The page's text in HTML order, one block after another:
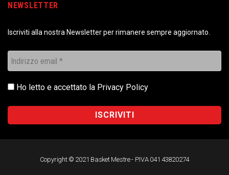
NEWSLETTER
Iscriviti alla nostra Newsletter per rimanere sempre aggiornato.
Ho letto e accettato la Privacy Policy
Copyright © 2021 Basket Mestre - P.IVA 041 43820274